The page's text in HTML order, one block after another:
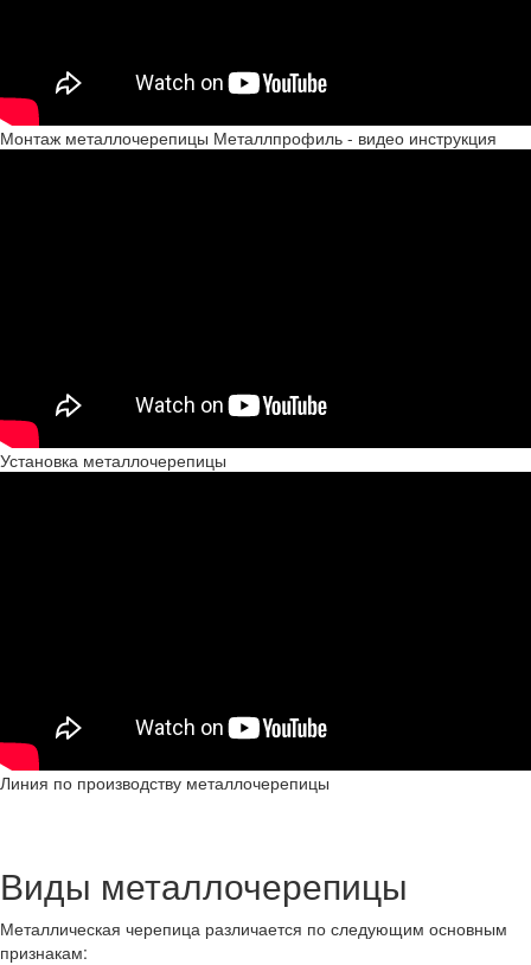
Монтаж металлочерепицы Металлпрофиль - видео инструкция
Установка металлочерепицы
Линия по производству металлочерепицы
Виды металлочерепицы
Металлическая черепица различается по следующим основным
признакам: